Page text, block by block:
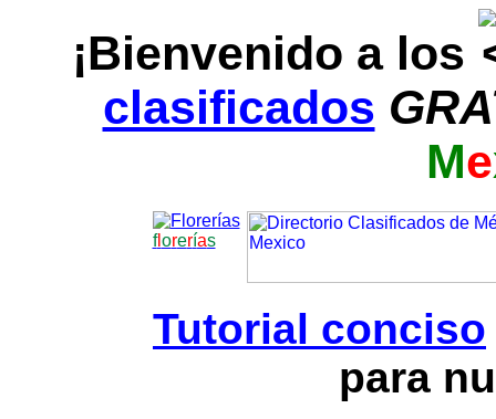
¡Bienvenido a los
clasificados
Me
florerías
Tutorial conciso
para